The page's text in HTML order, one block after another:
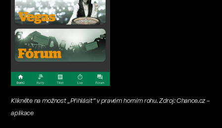
Klikněte na možnost „Přihlásit“ v pravém horním rohu. Zdroj: Chance.cz –
aplikace